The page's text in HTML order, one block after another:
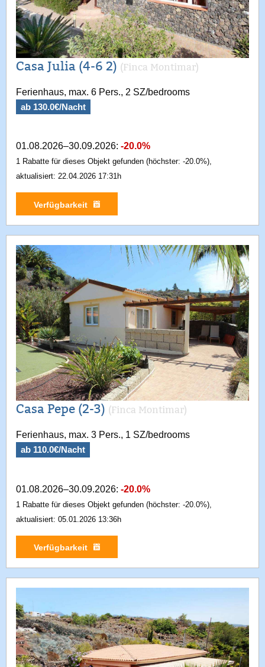
Casa Julia (4-6 2) (Finca Montimar)
Ferienhaus, max. 6 Pers., 2 SZ/bedrooms
ab 130.0€/Nacht
01.08.2026–30.09.2026: -20.0%
1 Rabatte für dieses Objekt gefunden (höchster: -20.0%),
aktualisiert: 22.04.2026 17:31h
Verfügbarkeit
Casa Pepe (2-3) (Finca Montimar)
Ferienhaus, max. 3 Pers., 1 SZ/bedrooms
ab 110.0€/Nacht
01.08.2026–30.09.2026: -20.0%
1 Rabatte für dieses Objekt gefunden (höchster: -20.0%),
aktualisiert: 05.01.2026 13:36h
Verfügbarkeit